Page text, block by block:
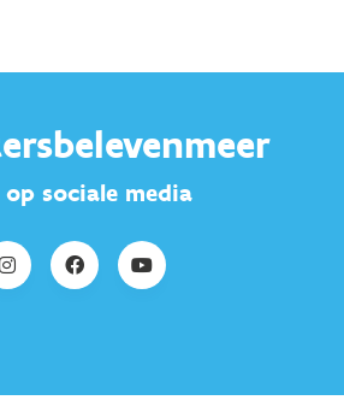
sociale media